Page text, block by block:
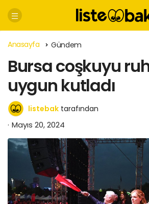
Anasayfa Gündem
Bursa coşkuyu
uygun kutladı
listebak tarafından
Mayıs 20, 2024